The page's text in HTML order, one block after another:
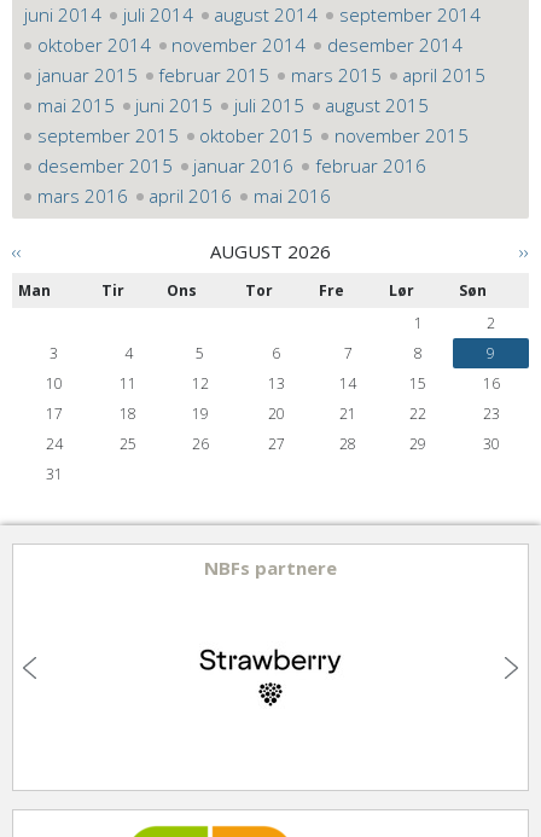
juni 2014
juli 2014 august 2014
september 2014
oktober 2014
november 2014
desember 2014
januar 2015
februar 2015 mars 2015
april 2015
mai 2015
juni 2015 juli 2015
august 2015
september 2015
oktober 2015
november 2015
desember 2015
januar 2016
februar 2016
mars 2016
april 2016 mai 2016
‹‹ ››
AUGUST 2026
Man Tir Ons Tor Fre Lør
Søn
1
2
3
4 5 6 7 8
9
10
11 12 13 14 15
16
17
18 19 20 21 22
23
24
25 26 27 28 29
30
31
NBFs partnere